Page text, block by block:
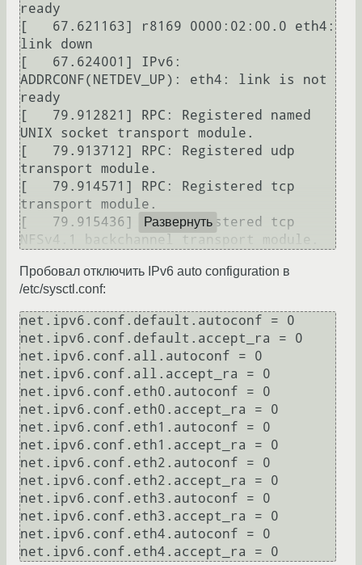
ready
[   67.621163] r8169 0000:02:00.0 eth4:
link down
[   67.624001] IPv6:
ADDRCONF(NETDEV_UP): eth4: link is not
ready
[   79.912821] RPC: Registered named
UNIX socket transport module.
[   79.913712] RPC: Registered udp
transport module.
[   79.914571] RPC: Registered tcp
transport module.
[   79.915436] RPC: Registered tcp
Развернуть
Пробовал отключить IPv6 auto configuration в
/etc/sysctl.conf:
net.ipv6.conf.default.autoconf = 0
net.ipv6.conf.default.accept_ra = 0
net.ipv6.conf.all.autoconf = 0
net.ipv6.conf.all.accept_ra = 0
net.ipv6.conf.eth0.autoconf = 0
net.ipv6.conf.eth0.accept_ra = 0
net.ipv6.conf.eth1.autoconf = 0
net.ipv6.conf.eth1.accept_ra = 0
net.ipv6.conf.eth2.autoconf = 0
net.ipv6.conf.eth2.accept_ra = 0
net.ipv6.conf.eth3.autoconf = 0
net.ipv6.conf.eth3.accept_ra = 0
net.ipv6.conf.eth4.autoconf = 0